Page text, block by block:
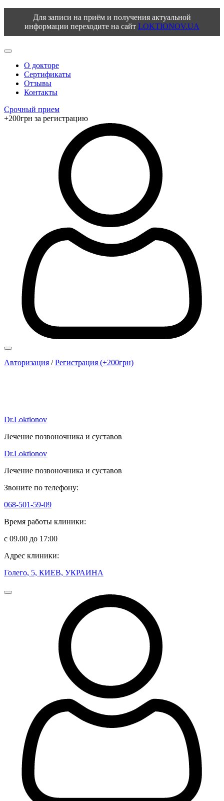
Для записи на приём и получения актуальной
информации переходите на сайт LOKTIONOV.UA
О докторе
Сертификаты
Отзывы
Контакты
Срочный прием
+200грн за регистрацию
Авторизация /Регистрация (+200грн)
Dr.Loktionov
Лечение позвоночника и суставов
Dr.Loktionov
Лечение позвоночника и суставов
Звоните по телефону:
068-501-59-09
Время работы клиники:
с 09.00 до 17:00
Адрес клиники:
Голего, 5, КИЕВ, УКРАИНА